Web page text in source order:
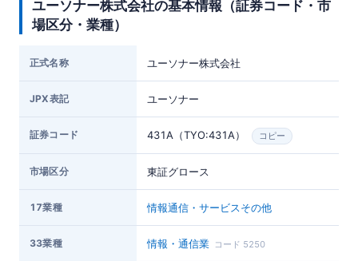
ユーソナー株式会社の基本情報（証券コード・市
場区分・業種）
正式名称 ユーソナー株式会社
JPX表記 ユーソナー
証券コード 431A（TYO:431A） コピー
市場区分 東証グロース
17業種 情報通信・サービスその他
33業種 情報・通信業 コード 5250